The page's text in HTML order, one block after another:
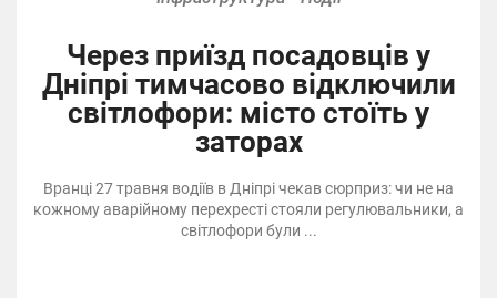
Через приїзд посадовців у
Дніпрі тимчасово відключили
світлофори: місто стоїть у
заторах
Вранці 27 травня водіїв в Дніпрі чекав сюрприз: чи не на
кожному аварійному перехресті стояли регулювальники, а
світлофори були ...